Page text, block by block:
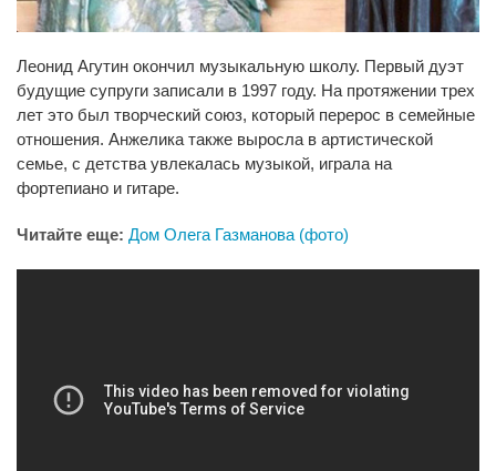
Леонид Агутин окончил музыкальную школу. Первый дуэт
будущие супруги записали в 1997 году. На протяжении трех
лет это был творческий союз, который перерос в семейные
отношения. Анжелика также выросла в артистической
семье, с детства увлекалась музыкой, играла на
фортепиано и гитаре.
Читайте еще: Дом Олега Газманова (фото)